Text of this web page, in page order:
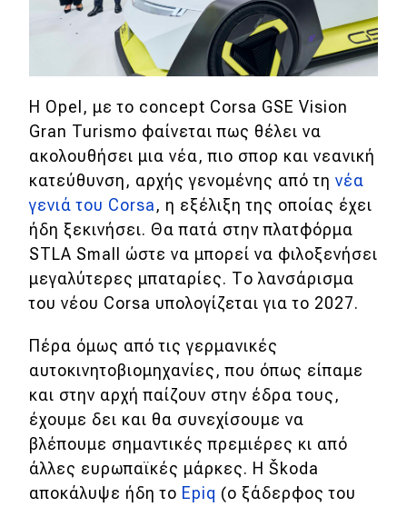
H Opel, με το concept Corsa GSE Vision
Gran Turismo φαίνεται πως θέλει να
ακολουθήσει μια νέα, πιο σπορ και νεανική
κατεύθυνση, αρχής γενομένης από τη νέα
γενιά του Corsa, η εξέλιξη της οποίας έχει
ήδη ξεκινήσει. Θα πατά στην πλατφόρμα
STLA Small ώστε να μπορεί να φιλοξενήσει
μεγαλύτερες μπαταρίες. Το λανσάρισμα
του νέου Corsa υπολογίζεται για το 2027.
Πέρα όμως από τις γερμανικές
αυτοκινητοβιομηχανίες, που όπως είπαμε
και στην αρχή παίζουν στην έδρα τους,
έχουμε δει και θα συνεχίσουμε να
βλέπουμε σημαντικές πρεμιέρες κι από
άλλες ευρωπαϊκές μάρκες. Η Škoda
αποκάλυψε ήδη το Epiq (ο ξάδερφος του